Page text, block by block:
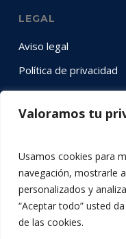
Valoramos tu
Usamos cookies para
navegación, mostrarle
personalizados y
“Aceptar todo” usted
de las cookies.
LEGAL
Aviso legal
Política de privacidad
Política de cookies
Instagram